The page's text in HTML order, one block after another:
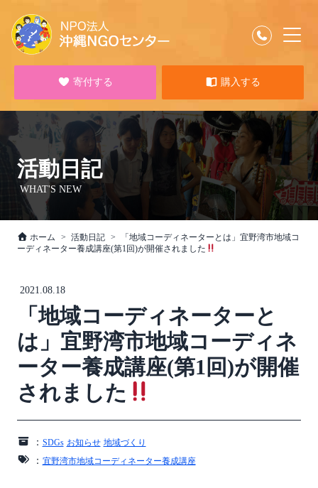
寄付する 購入する
活動日記
WHAT'S NEW
ホーム 活動日記
「地域コーディネーターとは」宜野湾市地域コ
ーディネーター養成講座(第1回)が開催されました
2021.08.18
「地域コーディネーターと
は」宜野湾市地域コーディネ
ーター養成講座(第1回)が開催
されました
： SDGs お知らせ 地域づくり
： 宜野湾市地域コーディネーター養成講座